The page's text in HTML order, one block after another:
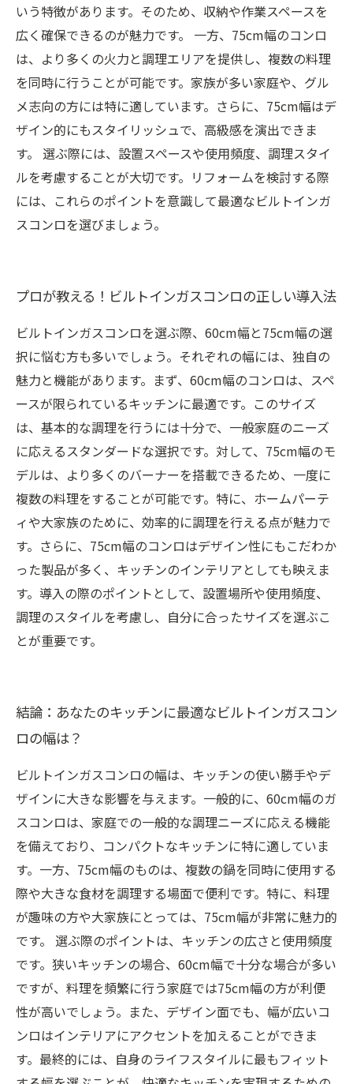
いう特徴があります。そのため、収納や作業スペースを
広く確保できるのが魅力です。 一方、75cm幅のコンロ
は、より多くの火力と調理エリアを提供し、複数の料理
を同時に行うことが可能です。家族が多い家庭や、グル
メ志向の方には特に適しています。さらに、75cm幅はデ
ザイン的にもスタイリッシュで、高級感を演出できま
す。 選ぶ際には、設置スペースや使用頻度、調理スタイ
ルを考慮することが大切です。リフォームを検討する際
には、これらのポイントを意識して最適なビルトインガ
スコンロを選びましょう。
プロが教える！ビルトインガスコンロの正しい導入法
ビルトインガスコンロを選ぶ際、60cm幅と75cm幅の選
択に悩む方も多いでしょう。それぞれの幅には、独自の
魅力と機能があります。まず、60cm幅のコンロは、スペ
ースが限られているキッチンに最適です。このサイズ
は、基本的な調理を行うには十分で、一般家庭のニーズ
に応えるスタンダードな選択です。対して、75cm幅のモ
デルは、より多くのバーナーを搭載できるため、一度に
複数の料理をすることが可能です。特に、ホームパーテ
ィや大家族のために、効率的に調理を行える点が魅力で
す。さらに、75cm幅のコンロはデザイン性にもこだわか
った製品が多く、キッチンのインテリアとしても映えま
す。導入の際のポイントとして、設置場所や使用頻度、
調理のスタイルを考慮し、自分に合ったサイズを選ぶこ
とが重要です。
結論：あなたのキッチンに最適なビルトインガスコン
ロの幅は？
ビルトインガスコンロの幅は、キッチンの使い勝手やデ
ザインに大きな影響を与えます。一般的に、60cm幅のガ
スコンロは、家庭での一般的な調理ニーズに応える機能
を備えており、コンパクトなキッチンに特に適していま
す。一方、75cm幅のものは、複数の鍋を同時に使用する
際や大きな食材を調理する場面で便利です。特に、料理
が趣味の方や大家族にとっては、75cm幅が非常に魅力的
です。 選ぶ際のポイントは、キッチンの広さと使用頻度
です。狭いキッチンの場合、60cm幅で十分な場合が多い
ですが、料理を頻繁に行う家庭では75cm幅の方が利便
性が高いでしょう。また、デザイン面でも、幅が広いコ
ンロはインテリアにアクセントを加えることができま
す。最終的には、自身のライフスタイルに最もフィット